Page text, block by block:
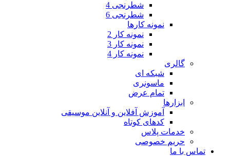
شطرنجی 4
شطرنجی 6
نمونه کارها
نمونه کار 2
نمونه کار 3
نمونه کار 4
گالری
شبکه ای
ماسونری
تمام عرض
ابزارها
آموزش آفلاین و آنلاین موسیقی
کدهای کوتاه
خدمات پلاس
حریم خصوصی
تماس با ما